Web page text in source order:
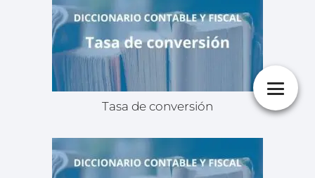
Tasa de conversión